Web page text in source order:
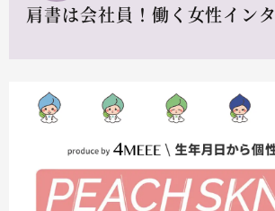
肩書は会社員！働く女性イン